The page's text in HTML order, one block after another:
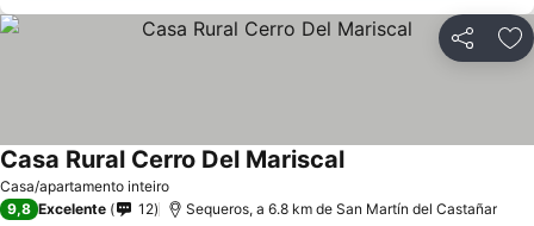
Partilhar
Casa/apartamento inteiro
Casa Rural Cerro Del MariscalVer preços
9,8 Excelente 12 Sequeros, a 6.8 km de San Martín del Castañar